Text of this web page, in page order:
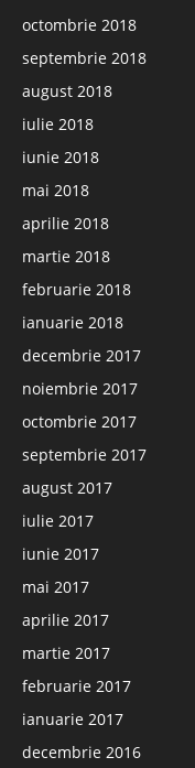
octombrie 2018
septembrie 2018
august 2018
iulie 2018
iunie 2018
mai 2018
aprilie 2018
martie 2018
februarie 2018
ianuarie 2018
decembrie 2017
noiembrie 2017
octombrie 2017
septembrie 2017
august 2017
iulie 2017
iunie 2017
mai 2017
aprilie 2017
martie 2017
februarie 2017
ianuarie 2017
decembrie 2016